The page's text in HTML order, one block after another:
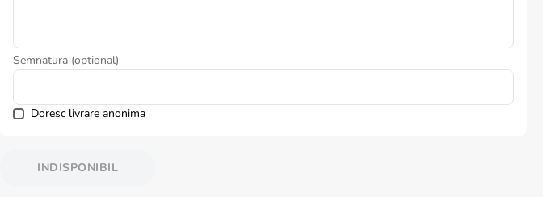
Semnatura (optional)
Doresc livrare anonima
INDISPONIBIL